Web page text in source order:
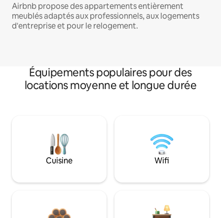
Airbnb propose des appartements entièrement
meublés adaptés aux professionnels, aux logements
d'entreprise et pour le relogement.
Équipements populaires pour des
locations moyenne et longue durée
Cuisine Wifi